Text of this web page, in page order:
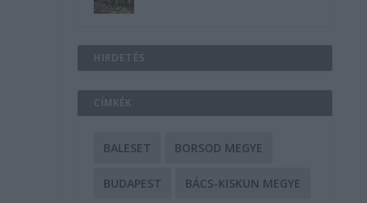
HIRDETÉS
CÍMKÉK
BALESET BORSOD MEGYE
BUDAPEST BÁCS-KISKUN MEGYE